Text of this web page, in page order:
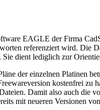
EAGLE der Firma
referenziert wird. Die
dient lediglich zur
der einzelnen Platinen
kostenfrei zu
Damit also auch
mit neueren Versionen